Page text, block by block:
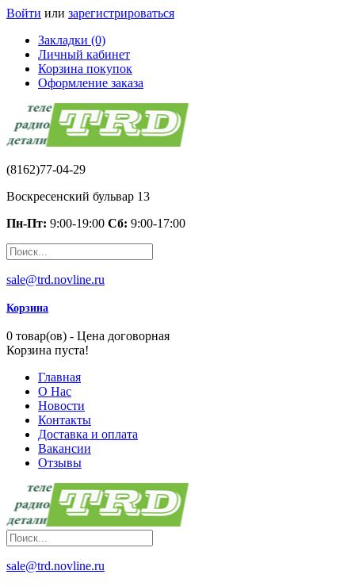
Войти или зарегистрироваться
Закладки (0)
Личный кабинет
Корзина покупок
Оформление заказа
(8162)77-04-29
Воскресенский бульвар 13
Пн-Пт: 9:00-19:00 Сб: 9:00-17:00
sale@trd.novline.ru
Корзина
0 товар(ов) - Цена договорная
Корзина пуста!
Главная
О Нас
Новости
Контакты
Доставка и оплата
Вакансии
Отзывы
sale@trd.novline.ru